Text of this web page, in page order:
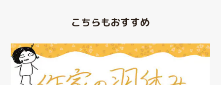
こちらもおすすめ